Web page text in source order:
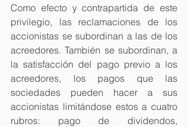
Como efecto y contrapartida de este
privilegio, las reclamaciones de los
accionistas se subordinan a las de los
acreedores. También se subordinan, a
la satisfacción del pago previo a los
acreedores, los pagos que las
sociedades pueden hacer a sus
accionistas limitándose estos a cuatro
rubros: pago de dividendos,